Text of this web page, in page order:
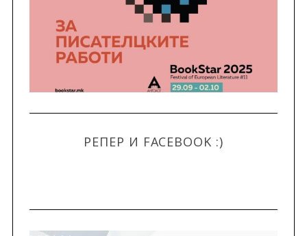
РЕПЕР И FACEBOOK :)